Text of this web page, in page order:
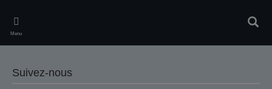
main
content
Menu
Suivez-nous